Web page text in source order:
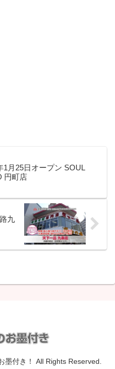
1月25日オープン SOUL
円町店
九
付き！ All Rights Reserved.